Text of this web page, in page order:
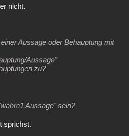
nicht.
Aussage oder Behauptung mit
Aussage"
zu?
Aussage" sein?
sprichst.